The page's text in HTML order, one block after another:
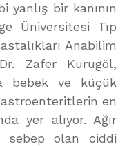
yanlış bir kanının
Üniversitesi Tıp
Anabilim
Zafer Kurugöl,
bebek ve küçük
en
yer alıyor. Ağır
sebep olan ciddi